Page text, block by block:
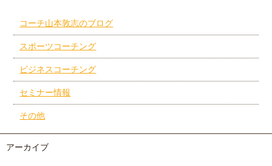
コーチ山本敦志のブログ
スポーツコーチング
ビジネスコーチング
セミナー情報
その他
アーカイブ